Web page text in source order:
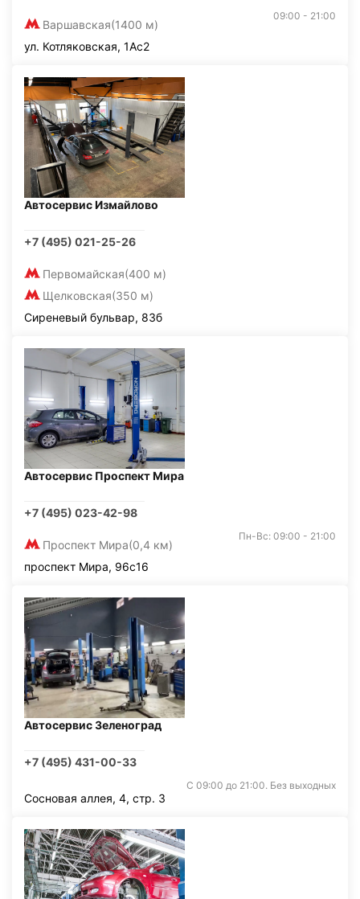
Варшавская(1400 м)
09:00 - 21:00
ул. Котляковская, 1Ас2
Автосервис Измайлово
+7 (495) 021-25-26
Первомайская(400 м)
Щелковская(350 м)
Сиреневый бульвар, 83б
Автосервис Проспект Мира
+7 (495) 023-42-98
Проспект Мира(0,4 км)
Пн-Вс: 09:00 - 21:00
проспект Мира, 96с16
Автосервис Зеленоград
+7 (495) 431-00-33
С 09:00 до 21:00. Без выходных
Сосновая аллея, 4, стр. 3